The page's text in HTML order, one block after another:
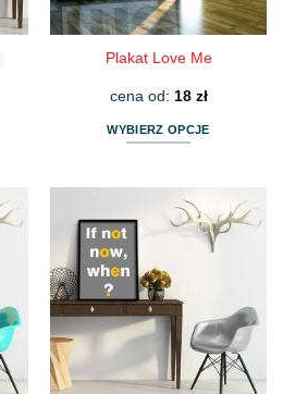
Plakat Love Me
cena od: 18 zł
WYBIERZ OPCJE
wiele
wariantów.
Opcje
można
wybrać
na
stronie
produktu